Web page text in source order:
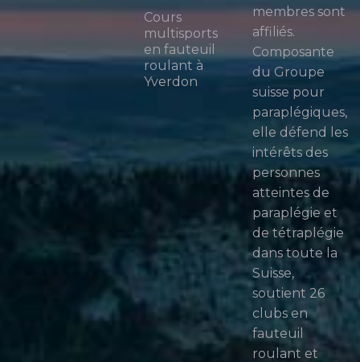
Cours
multisports
en fauteuil
roulant à
Yverdon
membres sont
affiliés.
Composante
du Groupe
suisse pour
paraplégiques,
elle défend les
intérêts des
personnes
atteintes de
paraplégie et
de tétraplégie
dans toute la
Suisse,
soutient 26
clubs en
fauteuil
roulant et